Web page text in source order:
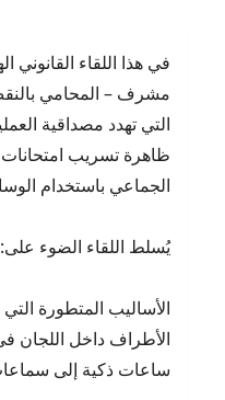
في هذا اللقاء
مشرف – المحامي
التي تهدد مصداقية
ظاهرة تسريب امتحانات
الجماعي باستخدام
يُسلط اللقاء الضوء على:
الأساليب المتطورة
الأطراف داخل اللجان
ساعات ذكية إلى